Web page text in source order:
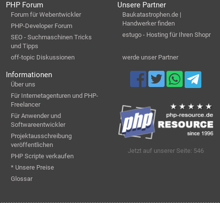
PHP Forum
Forum für Webentwickler
PHP-Developer Forum
SEO - Suchmaschinen Tricks
und Tipps
off-topic Diskussionen
Unsere Partner
Baukatastrophen.de |
Handwerker finden
estugo - Hosting für Ihren Shopr
werde unser Partner
Informationen
Über uns
Für Internetagenturen und PHP-
Freelancer
Für Anwender und
Softwareentwickler
Projektausschreibung
veröffentlichen
PHP Scripte verkaufen
* Unsere Preise
Glossar
Jetzt auf unserer Seite: 546